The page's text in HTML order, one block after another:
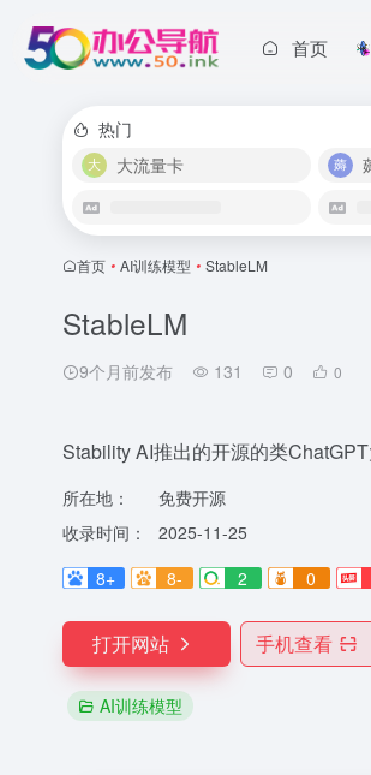
首页
热门
大流量卡
首页 • AI训练模型 • StableLM
StableLM
9个月前发布 131 0 0
Stability AI推出的开源的类
所在地：
免费开源
收录时间：
2025-11-25
8+
8- 2 0
打开网站 手机查看
AI训练模型